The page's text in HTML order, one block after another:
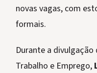
novas vagas, com
formais.
Durante a
Trabalho e Emprego,